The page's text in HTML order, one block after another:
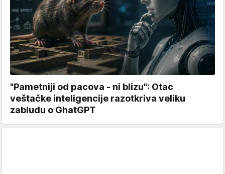
"Pametniji od pacova - ni blizu": Otac
veštačke inteligencije razotkriva veliku
zabludu o GhatGPT